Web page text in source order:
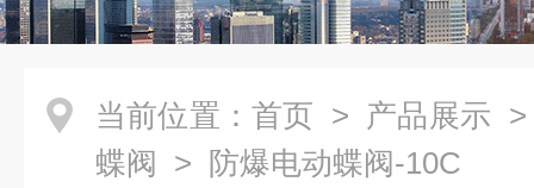
当前位置： 首页 > 产品展示
蝶阀 > 防爆电动蝶阀-10C